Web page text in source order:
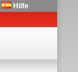
Hilfe